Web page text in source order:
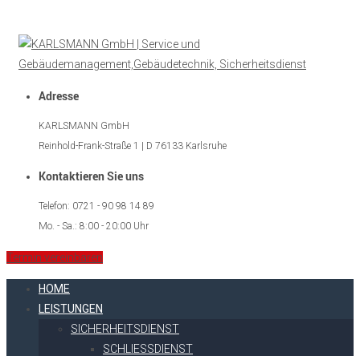
Adresse
KARLSMANN GmbH
Reinhold-Frank-Straße 1 | D 76133 Karlsruhe
Kontaktieren Sie uns
Telefon: 0721 - 90 98 14 89
Mo. - Sa.: 8:00 - 20:00 Uhr
Termin vereinbaren
HOME
LEISTUNGEN
SICHERHEITSDIENST
SCHLIESSDIENST